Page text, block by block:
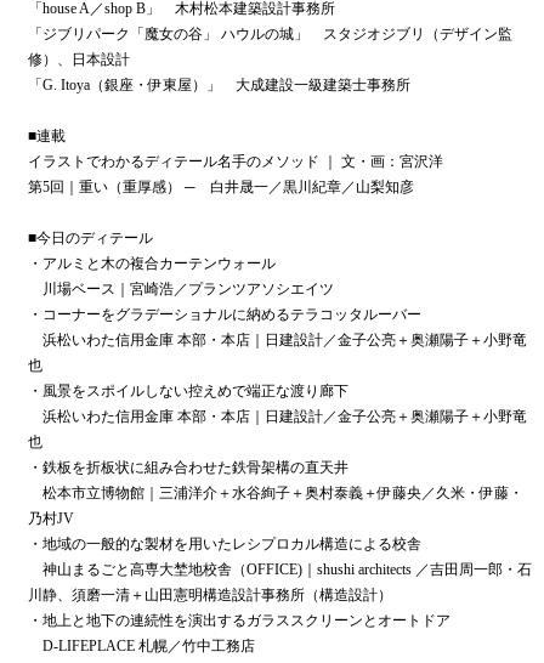
「house A／shop B」 木村松本建築設計事務所
「ジブリパーク「魔女の谷」 ハウルの城」 スタジオジブリ（デザイン監
修）、日本設計
「G. Itoya（銀座・伊東屋）」 大成建設一級建築士事務所
■連載
イラストでわかるディテール名手のメソッド ｜ 文・画：宮沢洋
第5回｜重い（重厚感） ─ 白井晟一／黒川紀章／山梨知彦
■今日のディテール
・アルミと木の複合カーテンウォール
川場ベース｜宮崎浩／プランツアソシエイツ
・コーナーをグラデーショナルに納めるテラコッタルーバー
浜松いわた信用金庫 本部・本店｜日建設計／金子公亮＋奥瀬陽子＋小野竜
也
・風景をスポイルしない控えめで端正な渡り廊下
浜松いわた信用金庫 本部・本店｜日建設計／金子公亮＋奥瀬陽子＋小野竜
也
・鉄板を折板状に組み合わせた鉄骨架構の直天井
松本市立博物館｜三浦洋介＋水谷絢子＋奥村泰義＋伊藤央／久米・伊藤・
乃村JV
・地域の一般的な製材を用いたレシプロカル構造による校舎
神山まるごと高専大埜地校舎（OFFICE)｜shushi architects ／吉田周一郎・石
川静、須磨一清＋山田憲明構造設計事務所（構造設計）
・地上と地下の連続性を演出するガラススクリーンとオートドア
D-LIFEPLACE 札幌／竹中工務店